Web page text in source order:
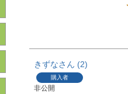
きずな 2
購入者
非公開